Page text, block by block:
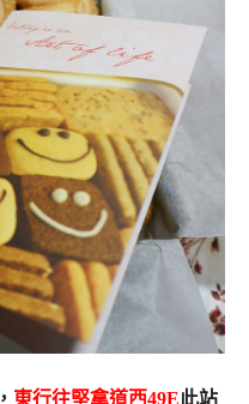
東行往堅拿道西49E此站